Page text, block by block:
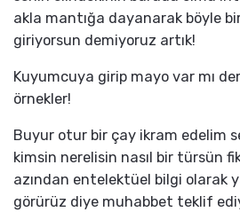
akla mantığa dayanarak böyle
giriyorsun demiyoruz artık!
Kuyumcuya girip mayo var mı
örnekler!
Buyur otur bir çay ikram edelim
kimsin nerelisin nasıl bir türsün
azından entelektüel bilgi olarak
görürüz diye muhabbet teklif